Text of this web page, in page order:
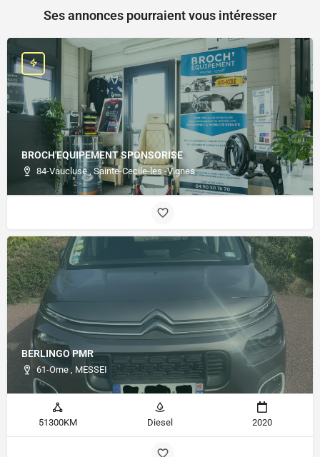
Ses annonces pourraient vous intéresser
BROCH'EQUIPEMENT SPONSORISE
84-Vaucluse , Sainte-Cecile-les -Vignes
BERLINGO PMR
61-Orne , MESSEI
51300KM Diesel 2020